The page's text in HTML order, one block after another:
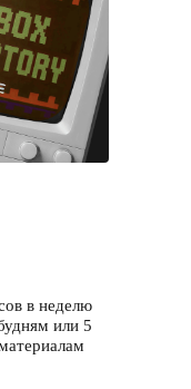
в неделю
или 5